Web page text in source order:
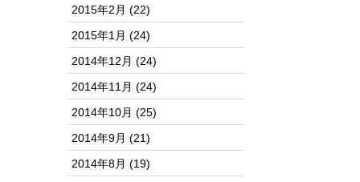
2015年2月 (22)
2015年1月 (24)
2014年12月 (24)
2014年11月 (24)
2014年10月 (25)
2014年9月 (21)
2014年8月 (19)